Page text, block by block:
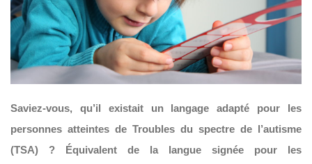
Saviez-vous, qu’il existait un langage adapté pour les
personnes atteintes de Troubles du spectre de l’autisme
(TSA) ? Équivalent de la langue signée pour les